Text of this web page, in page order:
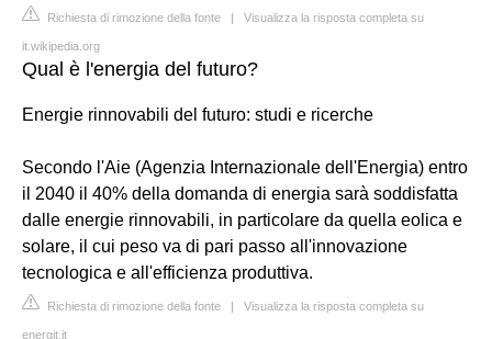
Richiesta di rimozione della fonte | Visualizza la risposta completa su
it.wikipedia.org
Qual è l'energia del futuro?
Energie rinnovabili del futuro: studi e ricerche
Secondo l'Aie (Agenzia Internazionale dell'Energia) entro
il 2040 il 40% della domanda di energia sarà soddisfatta
dalle energie rinnovabili, in particolare da quella eolica e
solare, il cui peso va di pari passo all'innovazione
tecnologica e all'efficienza produttiva.
Richiesta di rimozione della fonte | Visualizza la risposta completa su
energit.it